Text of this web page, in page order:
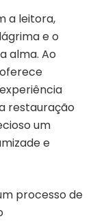
a leitora,
e o
alma. Ao
restauração
um
e
processo de